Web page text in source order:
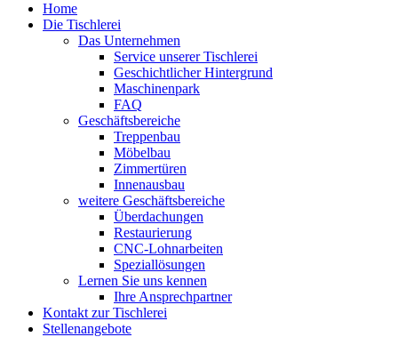
Home
Die Tischlerei
Das Unternehmen
Service unserer Tischlerei
Geschichtlicher Hintergrund
Maschinenpark
FAQ
Geschäftsbereiche
Treppenbau
Möbelbau
Zimmertüren
Innenausbau
weitere Geschäftsbereiche
Überdachungen
Restaurierung
CNC-Lohnarbeiten
Speziallösungen
Lernen Sie uns kennen
Ihre Ansprechpartner
Kontakt zur Tischlerei
Stellenangebote